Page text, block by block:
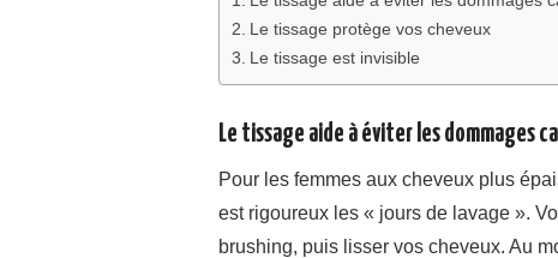
Le tissage protège vos cheveux
Le tissage est invisible
Le tissage aide à éviter les dommages
Pour les femmes aux cheveux plus
est rigoureux les « jours de lavage ».
brushing, puis lisser vos cheveux. Au